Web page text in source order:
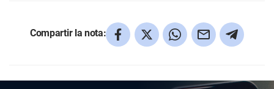
Compartir la nota: